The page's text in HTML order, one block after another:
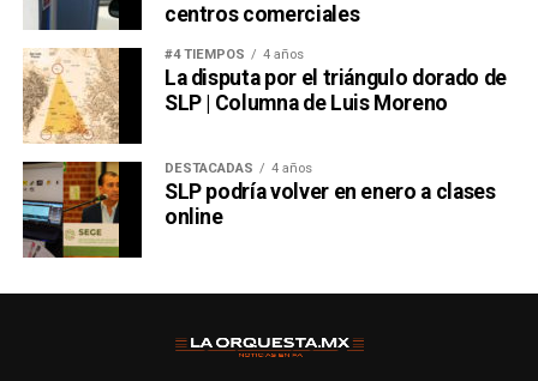
centros comerciales
#4 TIEMPOS 4 años
La disputa por el triángulo dorado de
SLP | Columna de Luis Moreno
DESTACADAS 4 años
SLP podría volver en enero a clases
online